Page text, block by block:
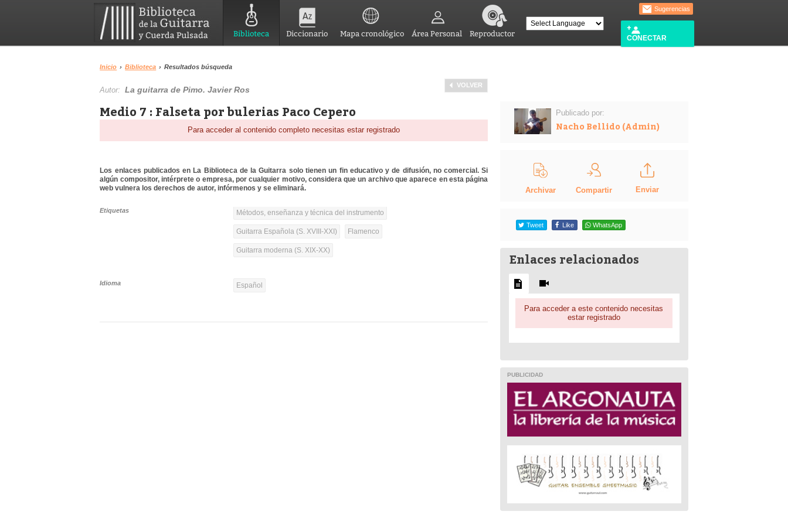
Biblioteca Diccionario Mapa cronológico Área Personal Reproductor
Sugerencias
CONECTAR
Inicio › Biblioteca › Resultados búsqueda
VOLVER
Autor:La guitarra de Pimo. Javier Ros
Medio 7 : Falseta por bulerias Paco Cepero
Para acceder al contenido completo necesitas estar registrado
Los enlaces publicados en La Biblioteca de la Guitarra solo tienen un fin educativo y de difusión, no comercial. Si
algún compositor, intérprete o empresa, por cualquier motivo, considera que un archivo que aparece en esta página
web vulnera los derechos de autor, infórmenos y se eliminará.
Etiquetas Métodos, enseñanza y técnica del instrumento
Guitarra Española (S. XVIII-XXI) Flamenco
Guitarra moderna (S. XIX-XX)
Idioma Español
Publicado por:
Nacho Bellido (Admin)
Archivar Compartir Enviar
Tweet Like WhatsApp
Enlaces relacionados
Para acceder a este contenido necesitas
estar registrado
PUBLICIDAD